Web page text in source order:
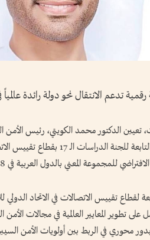
رقمية تدعم الانتقال نحو دولة رائدة
تعيين الدكتور محمد الكويتي، رئيس الأمن
للمجموعة المعني بالدول العربية في 18 مايو 2026.
الدراسات الـ 17 التابعة لقطاع تقييس الاتصالات في
تطوير المعايير العالمية في مجالات الأمن
محوري في الربط بين أولويات الأمن